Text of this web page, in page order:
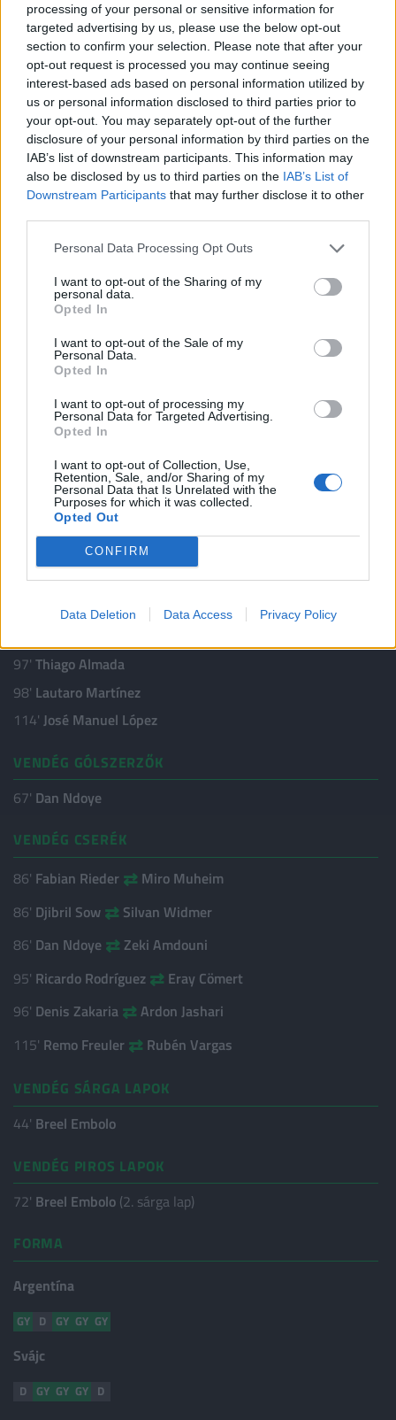
processing of your personal or sensitive information for
targeted advertising by us, please use the below opt-out
section to confirm your selection. Please note that after your
opt-out request is processed you may continue seeing
interest-based ads based on personal information utilized by
us or personal information disclosed to third parties prior to
your opt-out. You may separately opt-out of the further
disclosure of your personal information by third parties on the
IAB’s list of downstream participants. This information may
also be disclosed by us to third parties on the IAB’s List of
Downstream Participants that may further disclose it to other
Personal Data Processing Opt Outs
I want to opt-out of the Sharing of my
personal data.
Opted In
I want to opt-out of the Sale of my
Personal Data.
Opted In
I want to opt-out of processing my
Personal Data for Targeted Advertising.
Opted In
I want to opt-out of Collection, Use,
Retention, Sale, and/or Sharing of my
Personal Data that Is Unrelated with the
Purposes for which it was collected.
Opted Out
CONFIRM
Data Deletion Data Access Privacy Policy
Sárga lapok
Piros lapok
Büntetők
Blokkolt lövések
HAZAI GÓLSZERZŐK
Alexis Mac Allister
Julián Álvarez
Lautaro Martínez
HAZAI CSERÉK
Nicolás Tagliafico⇄Nicolás Iván Gonzalez
Rodrigo De Paul⇄ Lautaro Martínez
Enzo Fernández
Cristian Romero⇄
110'Leandro Paredes⇄José Manuel López
HAZAI SÁRGA LAPOK
97' Thiago Almada
98' Lautaro Martínez
114' José Manuel López
VENDÉG GÓLSZERZŐK
67' Dan Ndoye
VENDÉG CSERÉK
86' Fabian Rieder ⇄ Miro Muheim
86' Djibril Sow ⇄ Silvan Widmer
86' Dan Ndoye ⇄ Zeki Amdouni
95' Ricardo Rodríguez ⇄ Eray Cömert
96' Denis Zakaria ⇄Ardon Jashari
115' Remo Freuler ⇄ Rubén Vargas
VENDÉG SÁRGA LAPOK
44' Breel Embolo
VENDÉG PIROS LAPOK
72' Breel Embolo (2. sárga lap)
FORMA
Argentína
GY D GY GY GY
Svájc
D GY GY GY D